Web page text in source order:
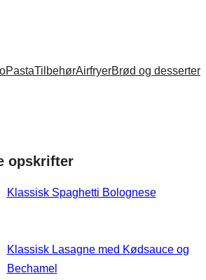
PastaTilbehørAirfryerBrød og desserter
opskrifter
Klassisk Spaghetti Bolognese
Klassisk Lasagne med Kødsauce og
Bechamel